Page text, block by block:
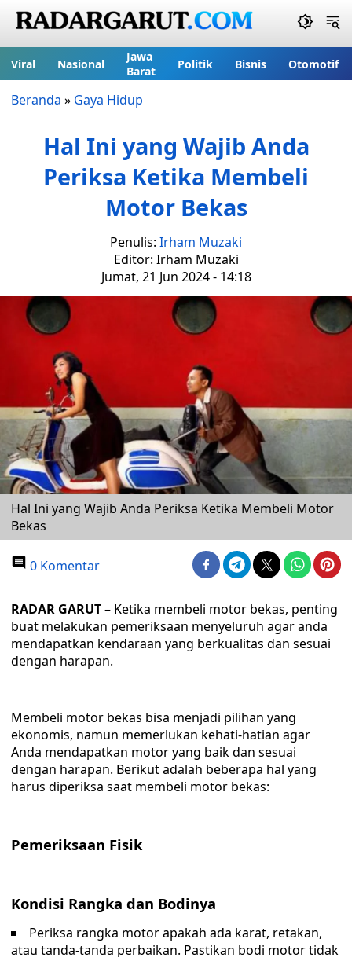
Viral Nasional
Jawa
Barat
Politik Bisnis Otomotif
Beranda » Gaya Hidup
Hal Ini yang Wajib Anda
Periksa Ketika Membeli
Motor Bekas
Penulis: Irham Muzaki
Editor: Irham Muzaki
Jumat, 21 Jun 2024 - 14:18
Hal Ini yang Wajib Anda Periksa Ketika Membeli Motor
Bekas
0 Komentar
RADAR GARUT– Ketika membeli motor bekas, penting
buat melakukan pemeriksaan menyeluruh agar anda
mendapatkan kendaraan yang berkualitas dan sesuai
dengan harapan.
Membeli motor bekas bisa menjadi pilihan yang
ekonomis, namun memerlukan kehati-hatian agar
Anda mendapatkan motor yang baik dan sesuai
dengan harapan. Berikut adalah beberapa hal yang
harus diperiksa saat membeli motor bekas:
Pemeriksaan Fisik
Kondisi Rangka dan Bodinya
Periksa rangka motor apakah ada karat, retakan,
atau tanda-tanda perbaikan. Pastikan bodi motor tidak